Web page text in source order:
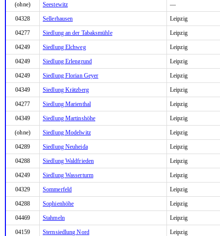
(ohne) Seestewitz —
04328 Sellerhausen Leipzig
04277 Siedlung an der Tabaksmühle Leipzig
04249 Siedlung Elchweg Leipzig
04249 Siedlung Erlengrund Leipzig
04249 Siedlung Florian Geyer Leipzig
04349 Siedlung Krätzberg Leipzig
04277 Siedlung Marienthal Leipzig
04349 Siedlung Martinshöhe Leipzig
(ohne) Siedlung Modelwitz Leipzig
04289 Siedlung Neuheida Leipzig
04288 Siedlung Waldfrieden Leipzig
04249 Siedlung Wasserturm Leipzig
04329 Sommerfeld Leipzig
04288 Sophienhöhe Leipzig
04469 Stahmeln Leipzig
04159 Sternsiedlung Nord Leipzig